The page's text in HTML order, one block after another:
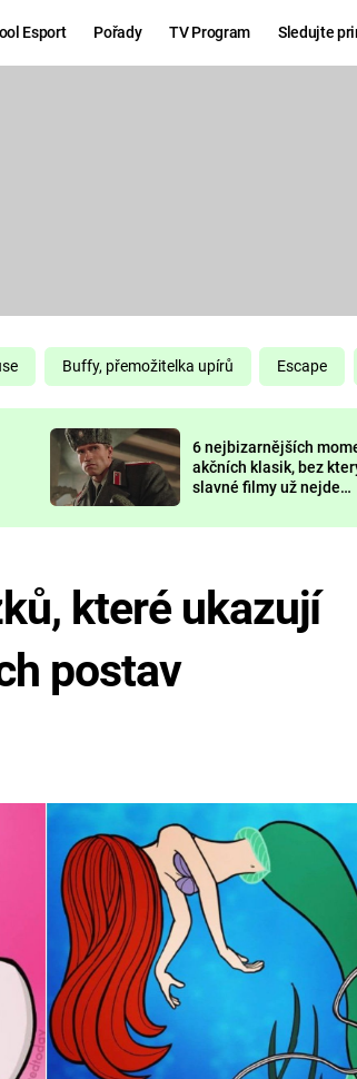
Esport Pořady TV Program Sledujte
DELIVERANCE
Buffy, přemožitelka upírů Escape
6 nejbizarnějších
akčních klasik, bez
slavné filmy už nejde
které ukazují
postav